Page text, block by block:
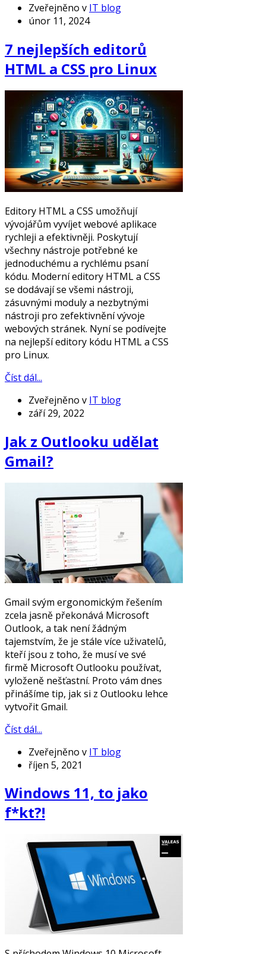
Zveřejněno v IT blog
únor 11, 2024
7 nejlepších editorů
HTML a CSS pro Linux
Editory HTML a CSS umožňují
vývojářům vyvíjet webové aplikace
rychleji a efektivněji. Poskytují
všechny nástroje potřebné ke
jednoduchému a rychlému psaní
kódu. Moderní editory HTML a CSS
se dodávají se všemi nástroji,
zásuvnými moduly a nezbytnými
nástroji pro zefektivnění vývoje
webových stránek. Nyní se podívejte
na nejlepší editory kódu HTML a CSS
pro Linux.
Číst dál...
Zveřejněno v IT blog
září 29, 2022
Jak z Outlooku udělat
Gmail?
Gmail svým ergonomickým řešením
zcela jasně překonává Microsoft
Outlook, a tak není žádným
tajemstvím, že je stále více uživatelů,
kteří jsou z toho, že musí ve své
firmě Microsoft Outlooku používat,
vyloženě nešťastní. Proto vám dnes
přinášíme tip, jak si z Outlooku lehce
vytvořit Gmail.
Číst dál...
Zveřejněno v IT blog
říjen 5, 2021
Windows 11, to jako
f*kt?!